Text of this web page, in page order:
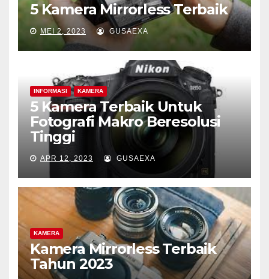
5 Kamera Mirrorless Terbaik
MEI 2, 2023 GUSAEXA
INFORMASI KAMERA
5 Kamera Terbaik Untuk
Fotografi Makro Beresolusi
Tinggi
APR 12, 2023 GUSAEXA
KAMERA
Kamera Mirrorless Terbaik
Tahun 2023